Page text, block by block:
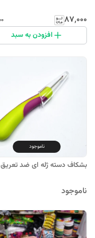
۸۷٬۰۰۰
افزودن به سبد
ناموجود
بشکاف دسته ژله ای ضد تعریق
ناموجود